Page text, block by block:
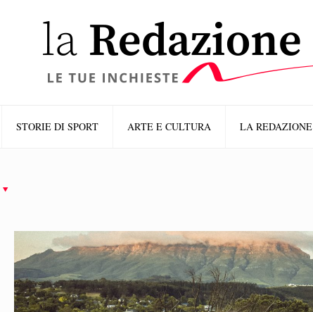
STORIE DI SPORT ARTE E CULTURA LA REDAZIONE